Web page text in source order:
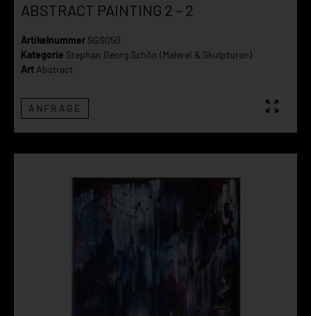
ABSTRACT PAINTING 2 – 2
Artikelnummer SGS050
Kategorie Stephan Georg Schön (Malerei & Skulpturen)
Art Abstract
ANFRAGE